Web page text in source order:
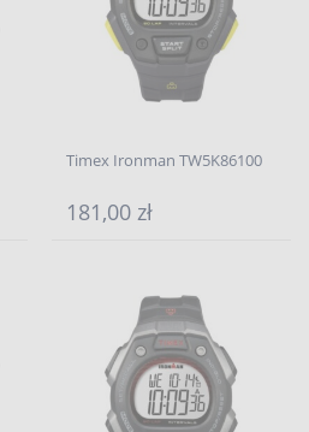
Timex Ironman TW5K86100
181,00 zł